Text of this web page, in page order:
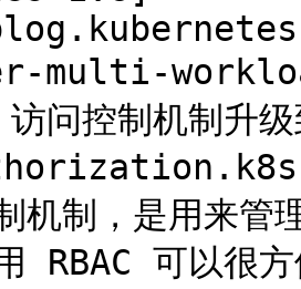
multi-
访问控制机制升
机制，是用来
RBAC 可以很